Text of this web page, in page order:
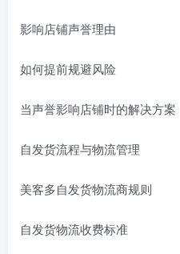
影响店铺声誉理由
如何提前规避风险
当声誉影响店铺时的解决方案
自发货流程与物流管理
美客多自发货物流商规则
自发货物流收费标准